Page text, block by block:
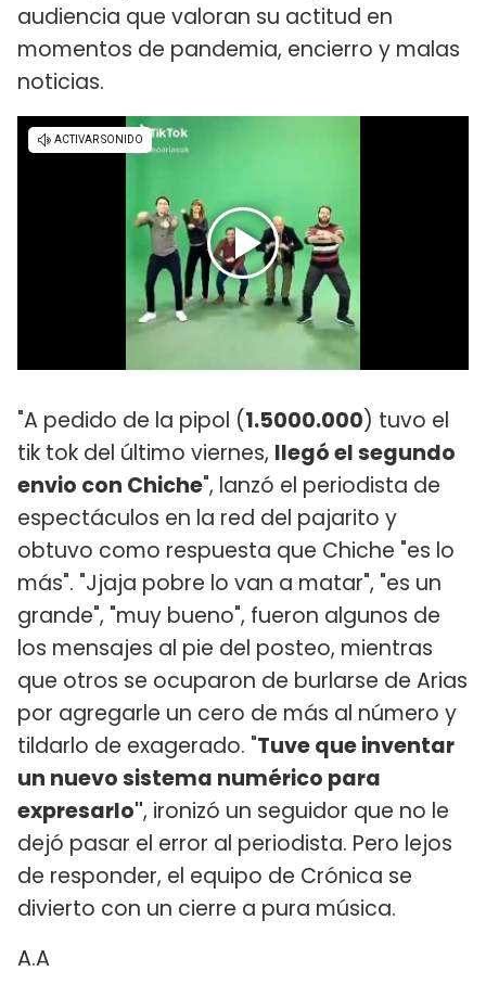
audiencia que valoran su actitud en
momentos de pandemia, encierro y malas
noticias.
"A pedido de la pipol (1.5000.000) tuvo el
tik tok del último viernes, llegó el segundo
envio con Chiche", lanzó el periodista de
espectáculos en la red del pajarito y
obtuvo como respuesta que Chiche "es lo
más". "Jjaja pobre lo van a matar", "es un
grande", "muy bueno", fueron algunos de
los mensajes al pie del posteo, mientras
que otros se ocuparon de burlarse de Arias
por agregarle un cero de más al número y
tildarlo de exagerado. "Tuve que inventar
un nuevo sistema numérico para
expresarlo", ironizó un seguidor que no le
dejó pasar el error al periodista. Pero lejos
de responder, el equipo de Crónica se
divierto con un cierre a pura música.
A.A